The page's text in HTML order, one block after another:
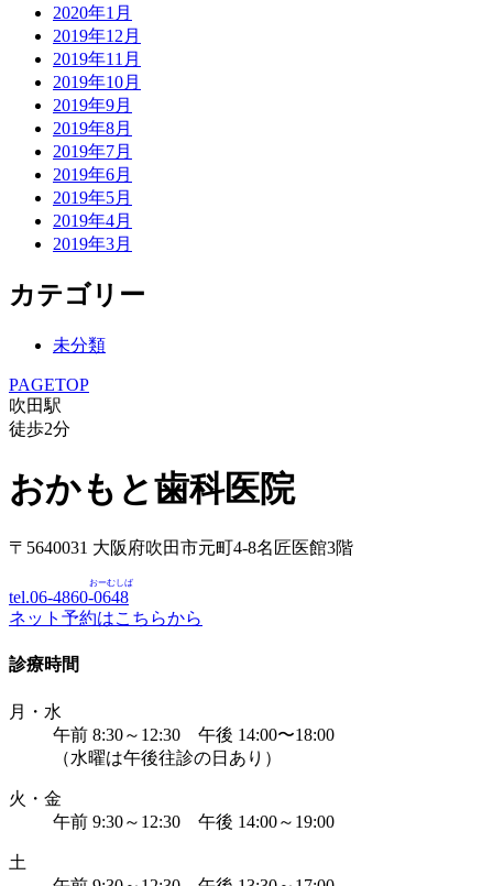
2020年1月
2019年12月
2019年11月
2019年10月
2019年9月
2019年8月
2019年7月
2019年6月
2019年5月
2019年4月
2019年3月
カテゴリー
未分類
PAGETOP
吹田駅
徒歩2分
おかもと歯科医院
〒5640031 大阪府吹田市元町4-8名匠医館3階
tel.06-4860-0648
おーむしば
ネット予約はこちらから
診療時間
月・水
午前 8:30～12:30 午後 14:00〜18:00
（水曜は午後往診の日あり）
火・金
午前 9:30～12:30 午後 14:00～19:00
土